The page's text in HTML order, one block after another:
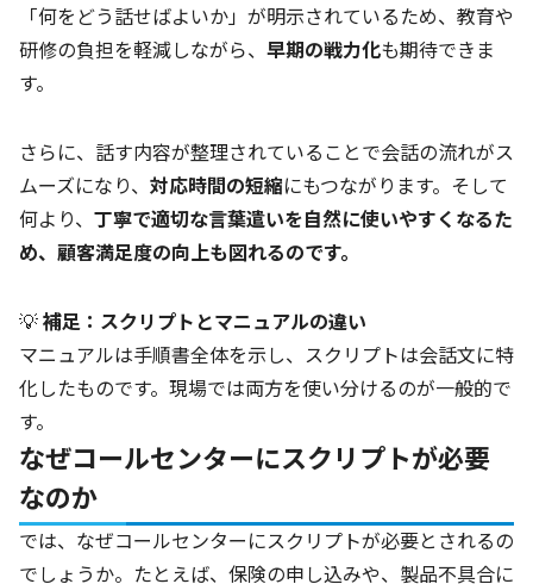
「何をどう話せばよいか」が明示されているため、教育や
研修の負担を軽減しながら、 早期の戦力化も期待できま
す。
さらに、話す内容が整理されていることで会話の流れがス
ムーズになり、 対応時間の短縮にもつながります。そして
何より、 丁寧で適切な言葉遣いを自然に使いやすくなるた
め、顧客満足度の向上も図れるのです。
💡補足：スクリプトとマニュアルの違い
マニュアルは手順書全体を示し、スクリプトは会話文に特
化したものです。現場では両方を使い分けるのが一般的で
す。
なぜコールセンターにスクリプトが必要
なのか
では、なぜコールセンターにスクリプトが必要とされるの
でしょうか。たとえば、保険の申し込みや、製品不具合に